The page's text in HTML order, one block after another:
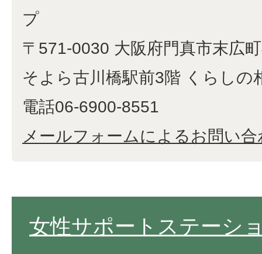
プ
〒571-0030 大阪府門真市末広
そよら古川橋駅前3階 くらしの
電話06-6900-8551
メールフォームによるお問い合
女性サポートステーシ